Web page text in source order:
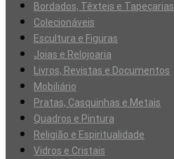
Bordados, Têxteis e Tapeçarias
Colecionáveis
Escultura e Figuras
Joias e Relojoaria
Livros, Revistas e Documentos
Mobiliário
Pratas, Casquinhas e Metais
Quadros e Pintura
Religião e Espiritualidade
Vidros e Cristais